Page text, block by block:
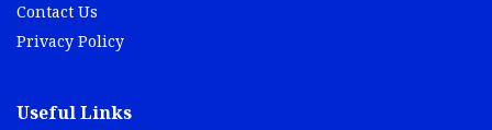
Contact Us
Privacy Policy
Useful Links